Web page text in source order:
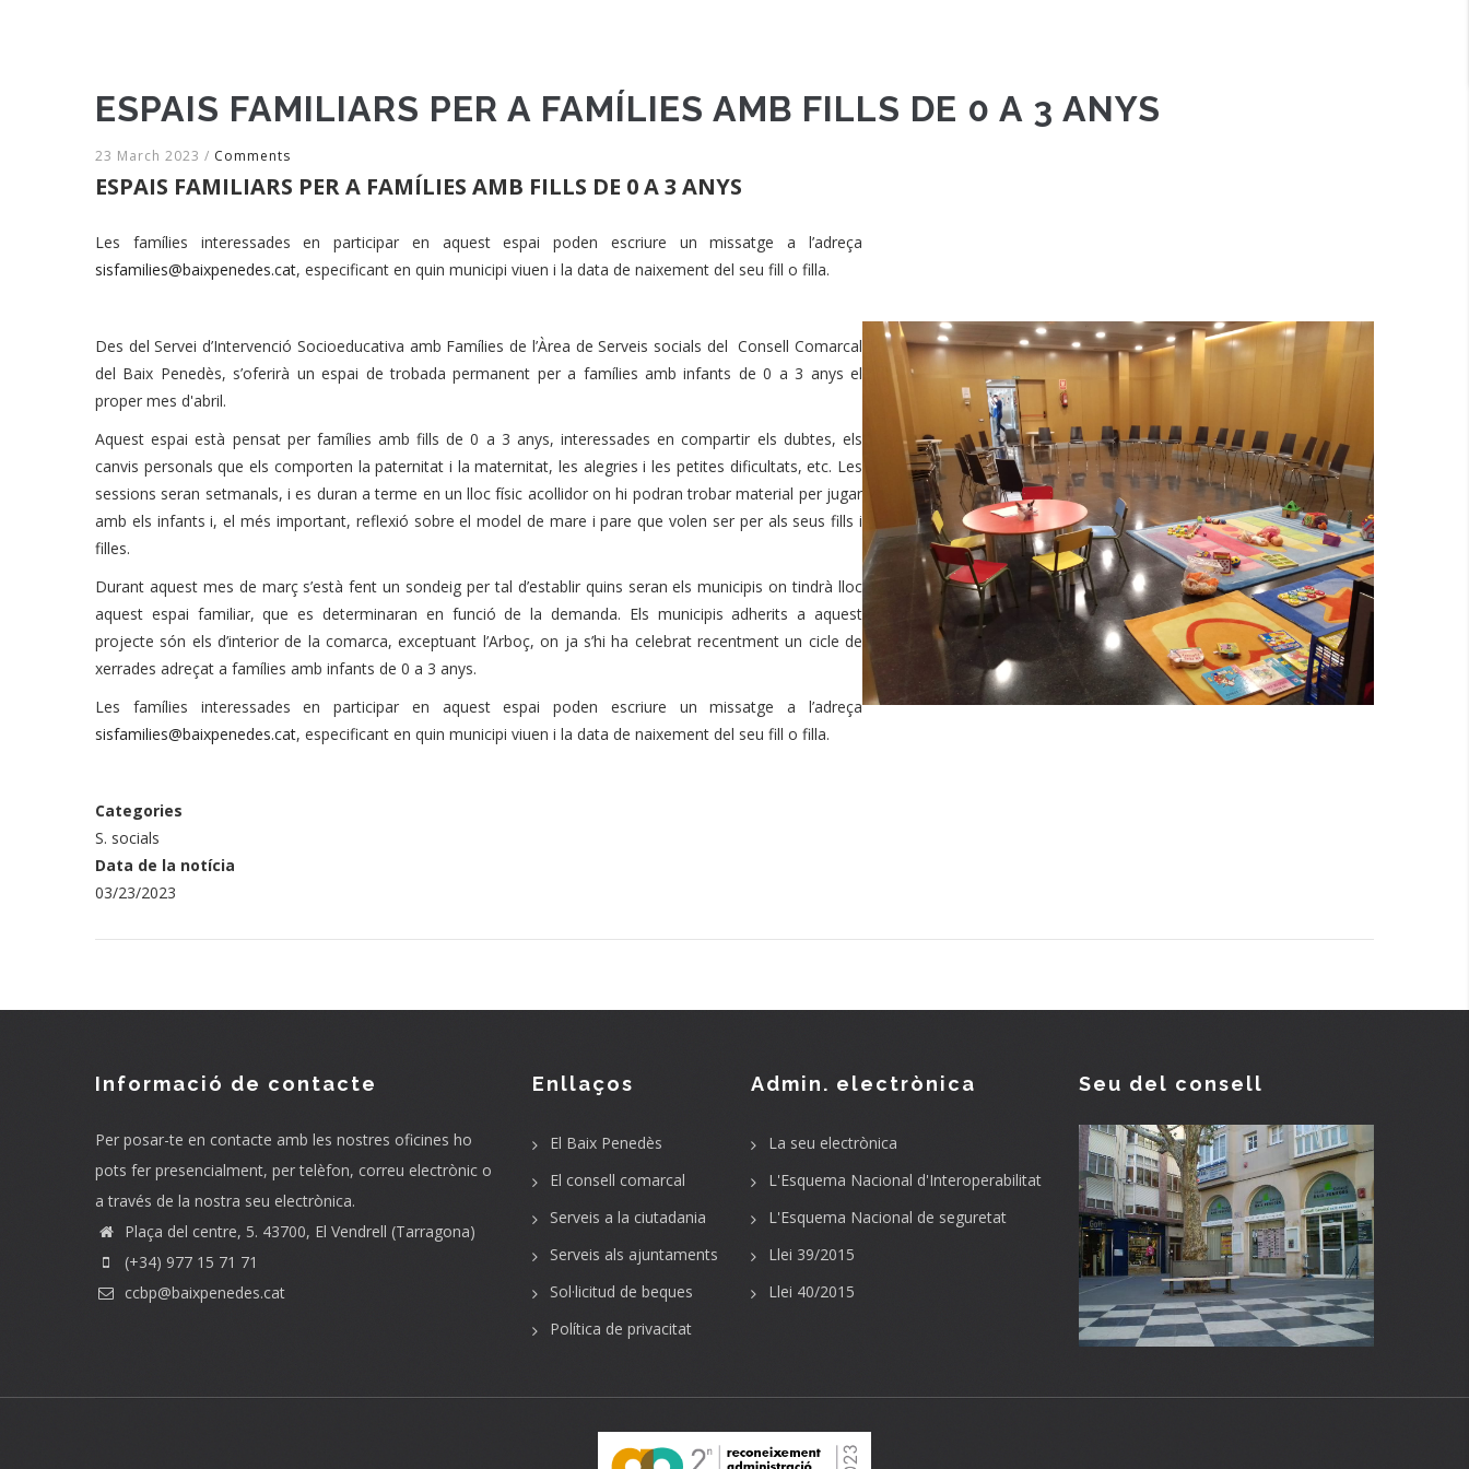
ESPAIS FAMILIARS PER A FAMÍLIES AMB FILLS DE 0 A 3 ANYS
23 March 2023 / Comments
ESPAIS FAMILIARS PER A FAMÍLIES AMB FILLS DE 0 A 3 ANYS
Les famílies interessades en participar en aquest espai poden escriure un missatge a l’adreça
sisfamilies@baixpenedes.cat, especificant en quin municipi viuen i la data de naixement del seu fill o filla.
Des del Servei d’Intervenció Socioeducativa amb Famílies de l’Àrea de Serveis socials del Consell Comarcal
del Baix Penedès, s’oferirà un espai de trobada permanent per a famílies amb infants de 0 a 3 anys el
proper mes d'abril.
Aquest espai està pensat per famílies amb fills de 0 a 3 anys, interessades en compartir els dubtes, els
canvis personals que els comporten la paternitat i la maternitat, les alegries i les petites dificultats, etc. Les
sessions seran setmanals, i es duran a terme en un lloc físic acollidor on hi podran trobar material per jugar
amb els infants i, el més important, reflexió sobre el model de mare i pare que volen ser per als seus fills i
filles.
Durant aquest mes de març s’està fent un sondeig per tal d’establir quins seran els municipis on tindrà lloc
aquest espai familiar, que es determinaran en funció de la demanda. Els municipis adherits a aquest
projecte són els d’interior de la comarca, exceptuant l’Arboç, on ja s’hi ha celebrat recentment un cicle de
xerrades adreçat a famílies amb infants de 0 a 3 anys.
Les famílies interessades en participar en aquest espai poden escriure un missatge a l’adreça
sisfamilies@baixpenedes.cat, especificant en quin municipi viuen i la data de naixement del seu fill o filla.
Categories
S. socials
Data de la notícia
03/23/2023
Informació de contacte
Per posar-te en contacte amb les nostres oficines ho
pots fer presencialment, per telèfon, correu electrònic o
a través de la nostra seu electrònica.
Plaça del centre, 5. 43700, El Vendrell (Tarragona)
(+34) 977 15 71 71
ccbp@baixpenedes.cat
Enllaços
El Baix Penedès
El consell comarcal
Serveis a la ciutadania
Serveis als ajuntaments
Sol·licitud de beques
Política de privacitat
Admin. electrònica
La seu electrònica
L'Esquema Nacional d'Interoperabilitat
L'Esquema Nacional de seguretat
Llei 39/2015
Llei 40/2015
Seu del consell